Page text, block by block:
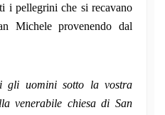
i pellegrini che si recavano
Michele provenendo dal
gli uomini sotto la vostra
venerabile chiesa di San